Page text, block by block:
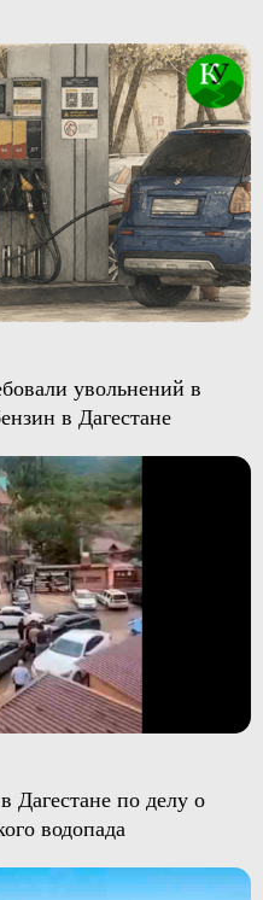
увольнений в
в Дагестане
по делу о
водопада